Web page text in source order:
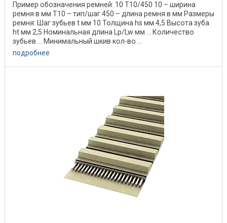
Пример обозначения ремней: 10 Т10/450 10 – ширина
ремня в мм Т10 – тип/шаг 450 – длина ремня в мм Размеры
ремня: Шаг зубьев t мм 10 Толщина hs мм 4,5 Высота зуба
ht мм 2,5 Номинальная длина Lp/Lw мм ... Количество
зубьев ... Минимальный шкив кол-во ...
подробнее